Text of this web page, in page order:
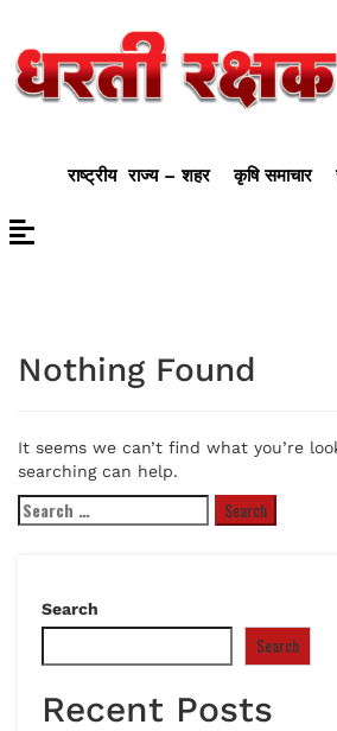
राष्ट्रीय राज्य – शहर कृषि समाचार
Nothing Found
It seems we can’t find what you’re
searching can help.
Search
Search
Recent Posts